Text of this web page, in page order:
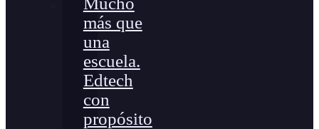
más que
una
escuela.
Edtech
con
propósito